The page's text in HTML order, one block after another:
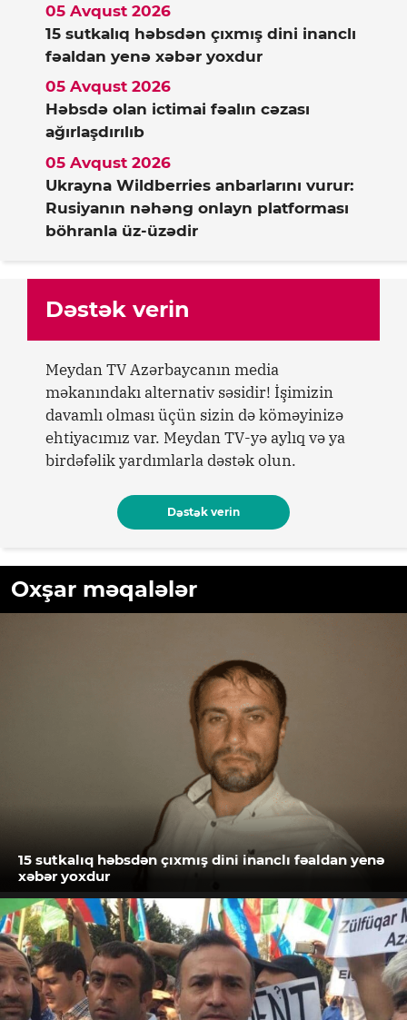
15 sutkalıq həbsdən çıxmış dini inanclı
fəaldan yenə xəbər yoxdur
05 Avqust 2026
Həbsdə olan ictimai fəalın cəzası
ağırlaşdırılıb
05 Avqust 2026
Ukrayna Wildberries anbarlarını vurur:
Rusiyanın nəhəng onlayn platforması
böhranla üz-üzədir
05 Avqust 2026
Dəstək verin
Meydan TV Azərbaycanın media
məkanındakı alternativ səsidir! İşimizin
davamlı olması üçün sizin də köməyinizə
ehtiyacımız var. Meydan TV-yə aylıq və ya
birdəfəlik yardımlarla dəstək olun.
Dəstək verin
Oxşar məqalələr
15 sutkalıq həbsdən çıxmış dini inanclı fəaldan yenə
xəbər yoxdur